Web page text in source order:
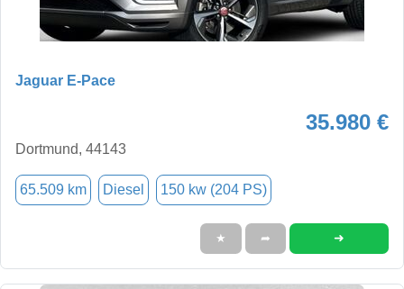
Jaguar E-Pace
35.980 €
Dortmund, 44143
65.509 km Diesel 150 kw (204 PS)
★ ➦ ➜